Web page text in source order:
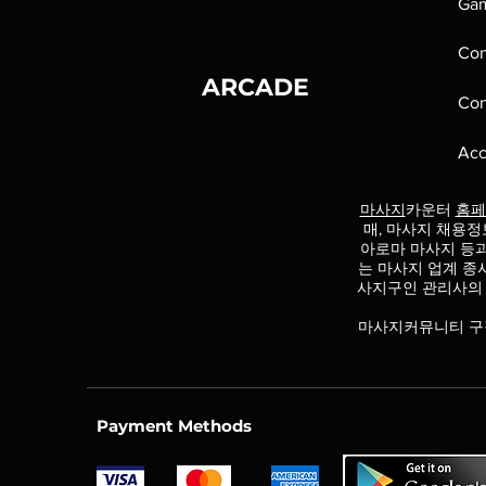
ARCADE
마사지카운터 홈
매, 마사지 채용
아로마 마사지 등
는 마사지 업계 종
사지구인 관리사
마사지커뮤니티
Payment Methods